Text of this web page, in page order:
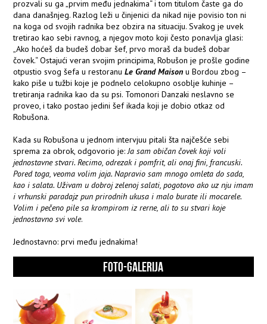
prozvali su ga „prvim među jednakima“ i tom titulom časte ga do
dana današnjeg. Razlog leži u činjenici da nikad nije povisio ton ni
na koga od svojih radnika bez obzira na situaciju. Svakog je uvek
tretirao kao sebi ravnog, a njegov moto koji često ponavlja glasi:
„Ako hoćeš da budeš dobar šef, prvo moraš da budeš dobar
čovek.“ Ostajući veran svojim principima, Robušon je prošle godine
otpustio svog šefa u restoranuLe Grand Maison u Bordou zbog –
kako piše u tužbi koje je podnelo celokupno osoblje kuhinje –
tretiranja radnika kao da su psi. Tomonori Danzaki neslavno se
proveo, i tako postao jedini šef ikada koji je dobio otkaz od
Robušona.
Kada su Robušona u jednom intervjuu pitali šta najčešće sebi
sprema za obrok, odgovorio je:Ja sam običan čovek koji voli
jednostavne stvari. Recimo, odrezak i pomfrit, ali onaj fini, francuski.
Pored toga, veoma volim jaja. Napravio sam mnogo omleta do sada,
kao i salata. Uživam u dobroj zelenoj salati, pogotovo ako uz nju imam
i vrhunski paradajz pun prirodnih ukusa i malo burate ili mocarele.
Volim i pečeno pile sa krompirom iz rerne, ali to su stvari koje
jednostavno svi vole.
Jednostavno: prvi među jednakima!
FOTO-GALERIJA